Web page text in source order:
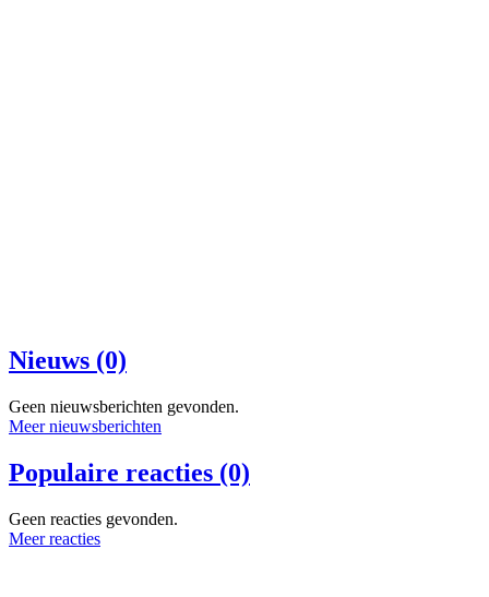
Nieuws (0)
Geen nieuwsberichten gevonden.
Meer nieuwsberichten
Populaire reacties (0)
Geen reacties gevonden.
Meer reacties